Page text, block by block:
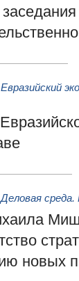
Евразийский
Деловая среда.
новых